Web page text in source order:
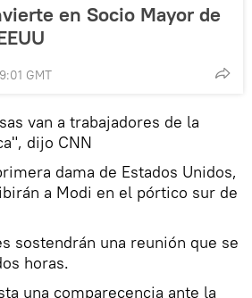
en Socio Mayor de
GMT
van a trabajadores de la
dijo CNN
dama de Estados Unidos,
a Modi en el pórtico sur de
sostendrán una reunión que se
horas.
una comparecencia ante la